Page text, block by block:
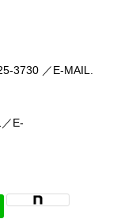
3730 ／E-MAIL.
E-